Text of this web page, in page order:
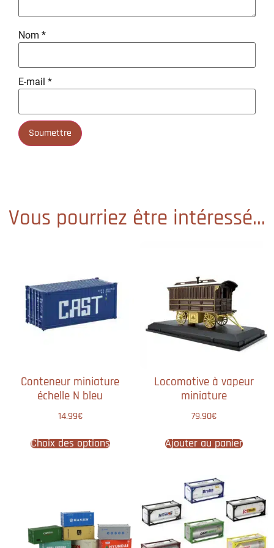
Nom *
E-mail *
Vous pourriez être intéressé...
Conteneur miniature
échelle N bleu
14.99€
Choix des options
Locomotive à vapeur
miniature
79.90€
Ajouter au panier